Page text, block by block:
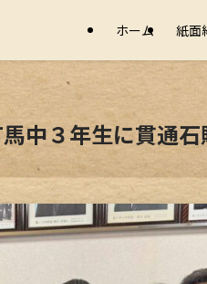
ホーム 紙面
中３年生に貫通石